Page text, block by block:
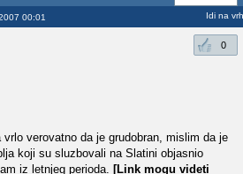
00:01 Idi na vrh
0
vrlo verovatno da je grudobran, mislim da je
koji su sluzbovali na Slatini objasnio
iz letnjeg perioda. [Link mogu videti